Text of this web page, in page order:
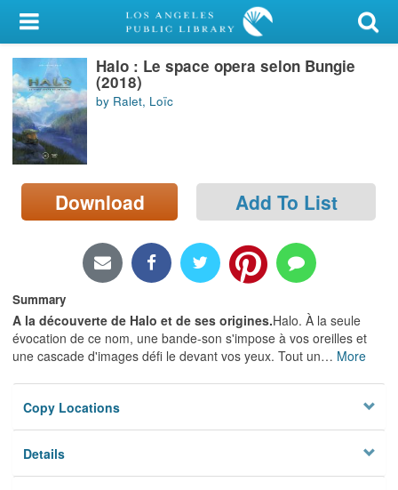
My Account
Library Card
Sign In
Search
Locations/Hours (external
page)
Halo : Le space opera selon Bungie
(2018)
by Ralet, Loïc
Download Add To List
Summary
A la découverte de Halo et de ses origines.Halo. À la seule
évocation de ce nom, une bande-son s'impose à vos oreilles et
une cascade d'images défi le devant vos yeux. Tout un… More
Copy Locations
Details